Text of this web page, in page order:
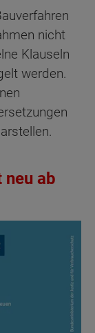
nicht
Klauseln
werden.
neu ab